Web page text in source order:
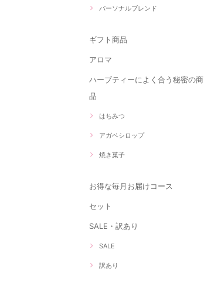
パーソナルブレンド
ギフト商品
アロマ
ハーブティーによく合う秘密の商
品
はちみつ
アガベシロップ
焼き菓子
お得な毎月お届けコース
セット
SALE・訳あり
SALE
訳あり